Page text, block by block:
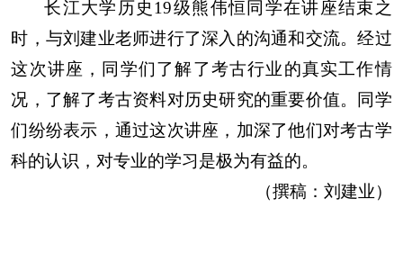
长江大学历史 19级熊伟恒同学在讲座结束之
时，与刘建业老师进行了深入的沟通和交流。经过
这次讲座，同学们了解了考古行业的真实工作情
况，了解了考古资料对历史研究的重要价值。同学
们纷纷表示，通过这次讲座，加深了他们对考古学
科的认识，对专业的学习是极为有益的。
（撰稿：刘建业）